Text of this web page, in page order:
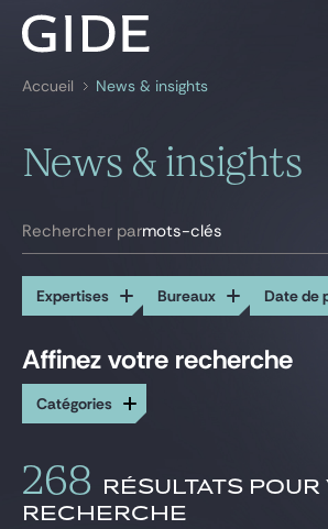
Rechercher par
Expertises
Global
News & insights
Notre cabinet
Gide Pro Bono et RSE
Accueil News & insights
News & insights
Rechercher parmots-clés
Expertises Bureaux Date de
Toutes les expertises
Actionnariat salarié
Banque et Finance
Commerce International
Tous les bureaux
Alger
Dakar
Istanbul
Affinez votre recherche
Catégories
Actualités
Analyses & décryptages
268 RÉSULTATS POUR
RECHERCHE